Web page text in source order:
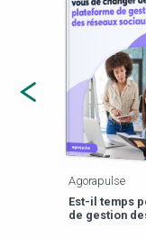
Agorapulse
Est-il temps
de gestion